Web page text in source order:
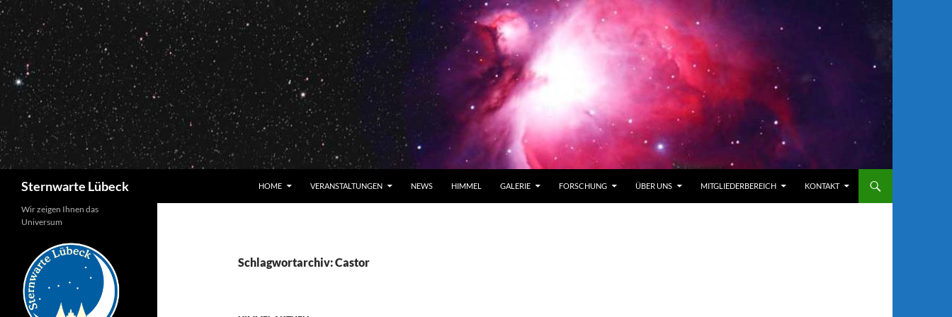
Zum
Inhalt
springen
Sternwarte Lübeck HOME VERANSTALTUNGEN NEWS HIMMEL GALERIE FORSCHUNG ÜBER UNS MITGLIEDERBEREICH KONTAKT
Schlagwortarchiv: Castor
Wir zeigen Ihnen das
Universum